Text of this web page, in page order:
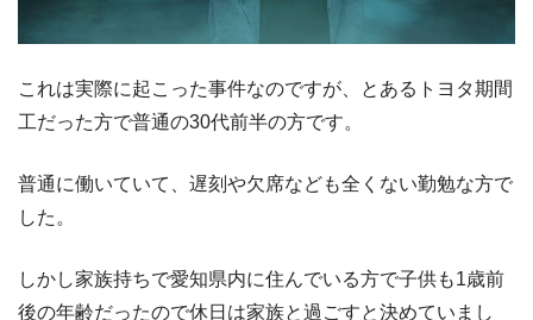
これは実際に起こった事件なのですが、とあるトヨタ期間
工だった方で普通の30代前半の方です。
普通に働いていて、遅刻や欠席なども全くない勤勉な方で
した。
しかし家族持ちで愛知県内に住んでいる方で子供も1歳前
後の年齢だったので休日は家族と過ごすと決めていまし